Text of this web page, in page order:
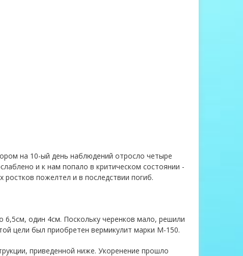
на 10-ый день наблюдений отросло четыре
и к нам попало в критическом состоянии -
пожелтел и в последствии погиб.
6,5см, один 4см. Поскольку черенков мало, решили
цели был приобретен вермикулит марки М-150.
приведенной ниже. Укоренение прошло